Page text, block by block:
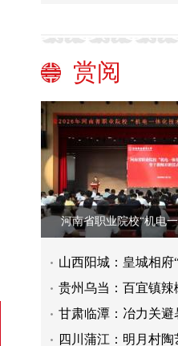
赏阅
河南省职业院校“机电
山西阳城：皇城相府
贵州乌当：百宜镇
甘肃临潭：冶力关避
四川蒲江：明月村